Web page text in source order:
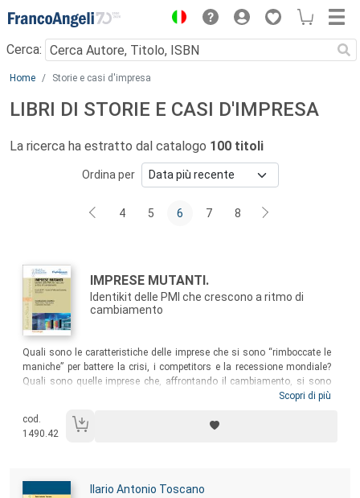
Menu
Cerca:
Main content
Home Storie e casi d'impresa
LIBRI DI STORIE E CASI D'IMPRESA
La ricerca ha estratto dal catalogo 100 titoli
Ordina per
4 5 6 7 8
Autori:
Titolo:
IMPRESE MUTANTI.
Identikit delle PMI che crescono a ritmo di
cambiamento
Sommario:
Quali sono le caratteristiche delle imprese che si sono “rimboccate le
maniche” per battere la crisi, i competitors e la recessione mondiale?
Quali sono quelle imprese che, affrontando il cambiamento, si sono
evolute e perché ci sono riuscite? Partendo da un’indagine sui
nonostante la crisi, hanno ottenuto una crescita significativa negli
ultimi tre anni, il volume cerca di rispondere a questi interrogativi.
Scopri di più
cod.
1490.42
Autori:
Ilario Antonio Toscano